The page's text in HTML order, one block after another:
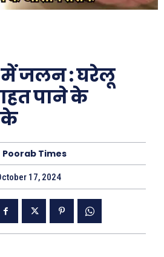
जलन : घरेलू
पाने के
Poorab Times
17, 2024